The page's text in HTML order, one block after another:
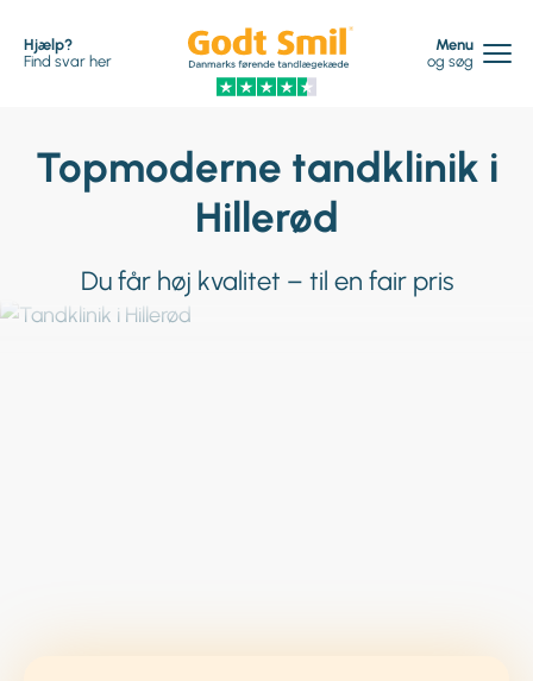
Hjælp?
Find svar her
Menu
og søg
Topmoderne tandklinik i
Hillerød
Du får høj kvalitet – til en fair pris